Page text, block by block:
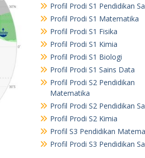
Profil Prodi S1 Pendidikan
Profil Prodi S1 Matematika
Profil Prodi S1 Fisika
Profil Prodi S1 Kimia
Profil Prodi S1 Biologi
Profil Prodi S1 Sains Data
Profil Prodi S2 Pendidikan
Matematika
Profil Prodi S2 Pendidikan
Profil Prodi S2 Kimia
Profil S3 Pendidikan
Profil Prodi S3 Pendidikan